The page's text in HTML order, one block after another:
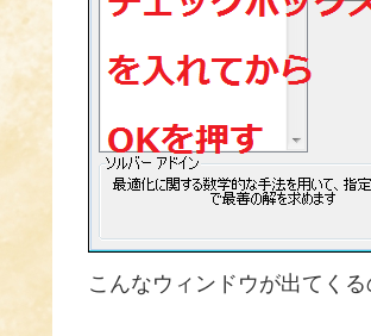
こんなウィンドウが出てく